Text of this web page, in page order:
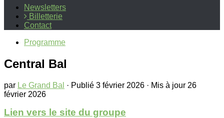
Newsletters
Billetterie
Contact
Programme
Central Bal
par Le Grand Bal · Publié 3 février 2026 · Mis à jour 26
février 2026
Lien vers le site du groupe